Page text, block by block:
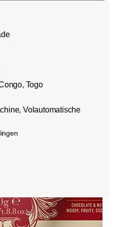
met
teelt, de
Togo
Volautomatische